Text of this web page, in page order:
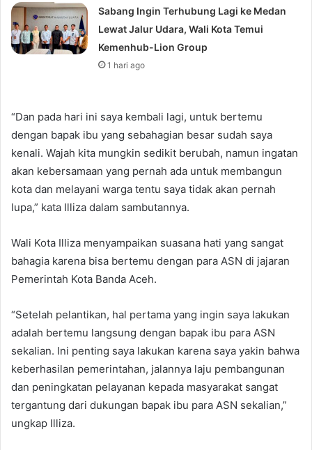
Sabang Ingin Terhubung Lagi ke Medan
Lewat Jalur Udara, Wali Kota Temui
Kemenhub-Lion Group
1 hari ago
“Dan pada hari ini saya kembali lagi, untuk bertemu
dengan bapak ibu yang sebahagian besar sudah saya
kenali. Wajah kita mungkin sedikit berubah, namun ingatan
akan kebersamaan yang pernah ada untuk membangun
kota dan melayani warga tentu saya tidak akan pernah
lupa,” kata Illiza dalam sambutannya.
Wali Kota Illiza menyampaikan suasana hati yang sangat
bahagia karena bisa bertemu dengan para ASN di jajaran
Pemerintah Kota Banda Aceh.
“Setelah pelantikan, hal pertama yang ingin saya lakukan
adalah bertemu langsung dengan bapak ibu para ASN
sekalian. Ini penting saya lakukan karena saya yakin bahwa
keberhasilan pemerintahan, jalannya laju pembangunan
dan peningkatan pelayanan kepada masyarakat sangat
tergantung dari dukungan bapak ibu para ASN sekalian,”
ungkap Illiza.